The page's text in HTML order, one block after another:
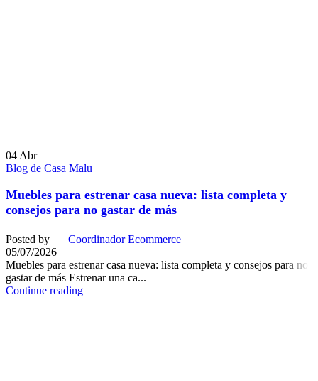
04 Abr
Blog de Casa Malu
Muebles para estrenar casa nueva: lista completa y
consejos para no gastar de más
Posted by
Coordinador Ecommerce
05/07/2026
Muebles para estrenar casa nueva: lista completa y consejos para no
gastar de más Estrenar una ca...
Continue reading